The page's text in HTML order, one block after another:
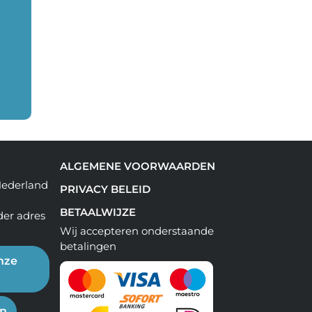
adres
ALGEMENE VOORWAARDEN
PRIVACY BELEID
BETAALWIJZE
Wij accepteren onderstaande
betalingen